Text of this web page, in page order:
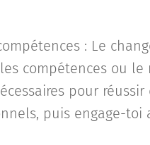
: Le
compétences ou le
pour
puis engage-toi